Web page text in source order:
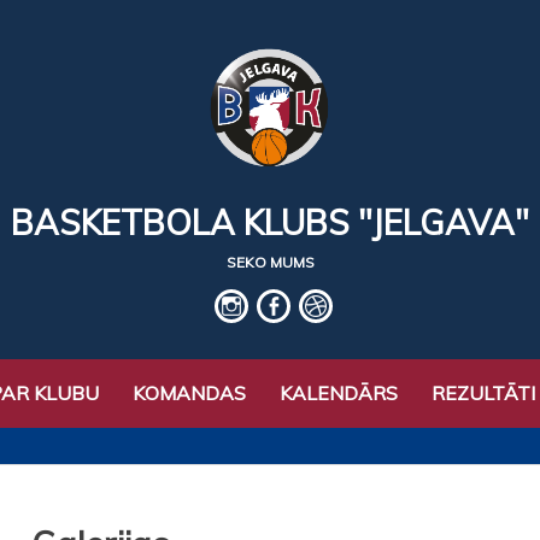
BASKETBOLA KLUBS "JELGAVA"
SEKO MUMS
IG fb basket
KLUBU KOMANDAS KALENDĀRS REZULTĀTI